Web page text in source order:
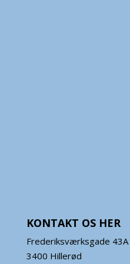
KONTAKT OS HER
Frederiksværksgade 43A
3400 Hillerød